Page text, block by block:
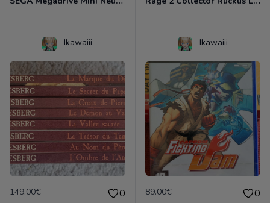
Ikawaiii
149.00€ 0
Ikawaiii
89.00€ 0